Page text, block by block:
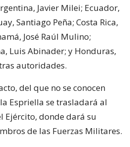
Javier Milei; Ecuador,
Santiago Peña; Costa Rica,
José Raúl Mulino;
Luis Abinader; y Honduras,
autoridades.
del que no se conocen
Espriella se trasladará al
Ejército, donde dará su
de las Fuerzas Militares.